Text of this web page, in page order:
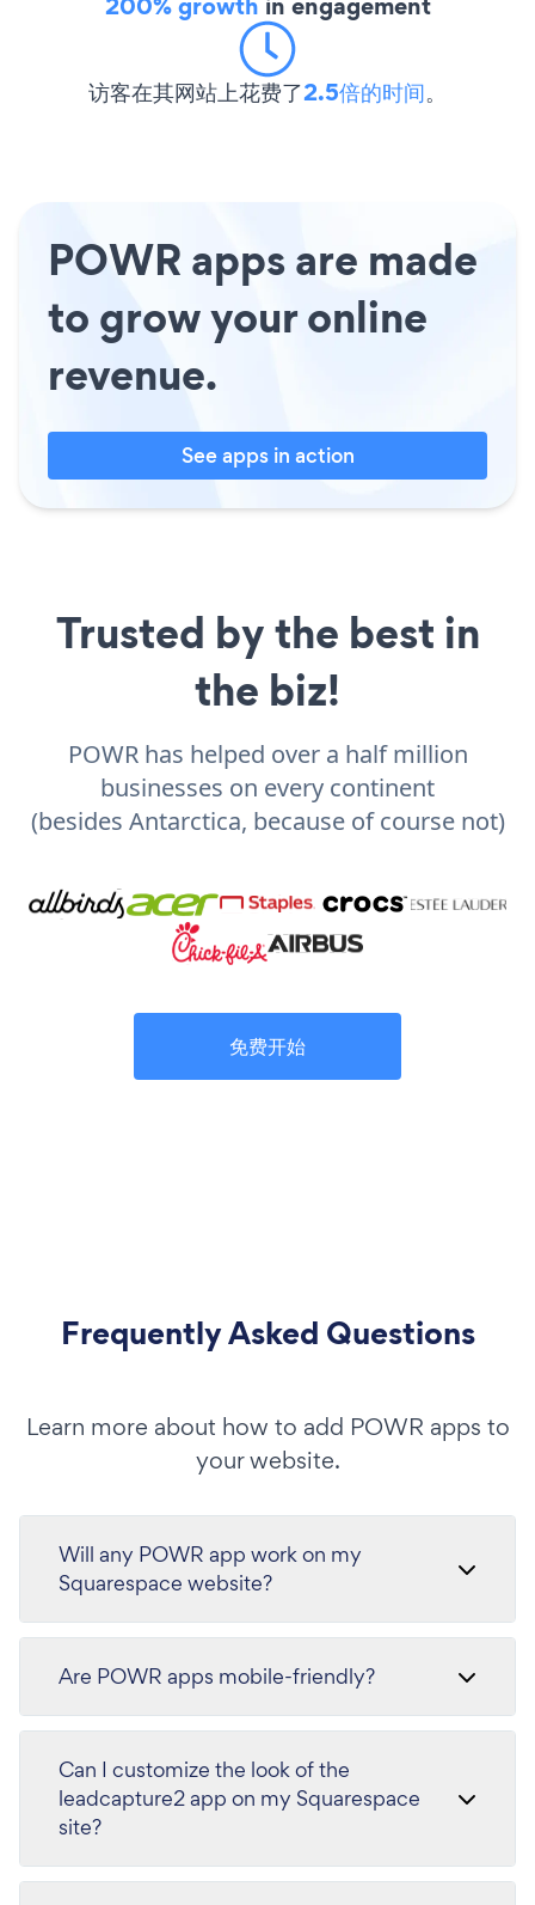
访客在其网站上花费了2.5倍的时间。
POWR apps are made
to grow your online
revenue.
See apps in action
Trusted by the best in
the biz!
POWR has helped over a half million
businesses on every continent
(besides Antarctica, because of course not)
免费开始
Frequently Asked Questions
Learn more about how to add POWR apps to
your website.
Will any POWR app work on my
Squarespace website?
Are POWR apps mobile-friendly?
Can I customize the look of the
leadcapture2 app on my Squarespace
site?